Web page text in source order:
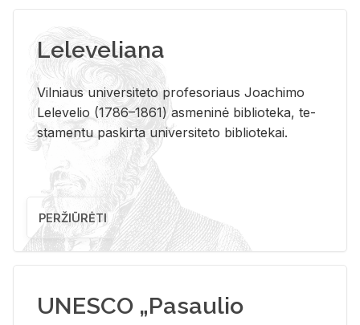
Leleveliana
Vil­niaus uni­ver­si­te­to pro­fe­so­riaus Jo­a­chi­mo
Le­le­ve­lio (1786–1861) as­me­ni­nė bi­b­lio­te­ka, te­
sta­men­tu pa­skir­ta uni­ver­si­te­to bi­b­lio­te­kai.
PERŽIŪRĖTI
UNESCO „Pasaulio